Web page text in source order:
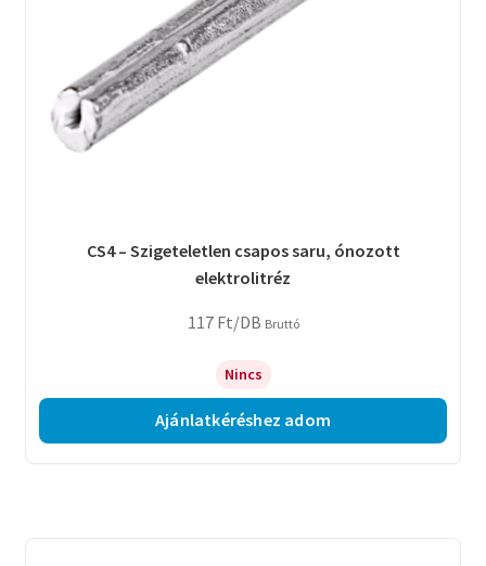
CS4 – Szigeteletlen csapos saru, ónozott
elektrolitréz
117 Ft/DB Bruttó
Nincs
Ajánlatkéréshez adom